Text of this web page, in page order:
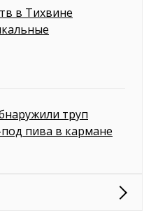
в Тихвине
труп
пива в кармане